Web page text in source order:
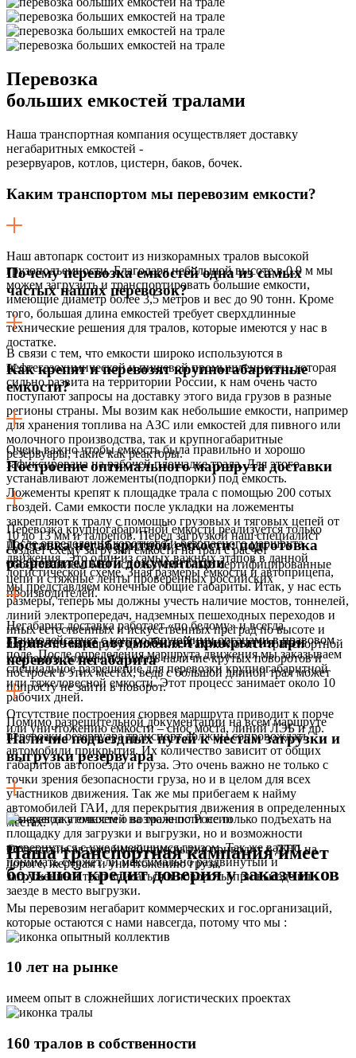
Перевозка
больших емкостей тралами
Наша транспортная компания осуществляет доставку
негабаритных емкостей -
резервуаров, котлов, цистерн, баков, бочек.
Каким транспортом мы перевозим емкости?
Наш автопарк состоит из низкорамных тралов высокой
грузоподъемности. Благодаря небольшой высоте в 0.9 м мы
можем загрузить и транспортировать большие емкости,
имеющие диаметр более 3,5 метров и вес до 90 тонн. Кроме
того, большая длина емкостей требует сверхдлинные
технические решения для тралов, которые имеются у нас в
достатке.
Почему перевозка емкостей одна из самых
частых наших перевозок?
В связи с тем, что емкости широко используются в
нефтегазохимической и пищевой промышленности, которая
сильно развита на территории России, к нам очень часто
поступают запросы на доставку этого вида грузов в разные
регионы страны. Мы возим как небольшие емкости, например
для хранения топлива на АЗС или емкостей для пивного или
молочного производства, так и крупногабаритные
резервуары, такие как реакторы.
Как крепят и перевозят крупногабаритные
емкости?
Очень важно чтобы емкость была правильно и хорошо
зафиксирована на рабочей площадке трала. Для этого
устанавливают ложементы(подпорки) под емкость.
Ложементы крепят к площадке трала с помощью 200 сотых
гвоздей. Сами емкости после укладки на ложементы
закрепляют к тралу с помощью грузовых и тяговых цепей от
10 до 13 мм и талрепов. Перед загрузкой наш специалист
создает схему загрузки емкости на трал с расчет
обоснованием. Мы используем только сертифицированные
цепи и стяжные ленты проверенных российских
производителей.
Построение оптимального маршрута доставки
Перевозка крупногабаритной емкости реализуется только
после определения короткого и безопасного маршрута
движения. Это один из самых важных этапов в данной
логистической схеме. Зная размеры емкости и автоприцепа,
мы представляем конечные общие габариты. Итак, у нас есть
размеры, теперь мы должны учесть наличие мостов, тоннелей,
линий электропередач, надземных пешеходных переходов и
иных естественных и искусственных преград по высоте и
ширине по маршруту движения. Так же логист транспортной
компании должен понимать наличие крутых поворотов и
построек в этих местах, ведь с большой длиной трал может
попросту не зайти в поворот.
Отсутствие построения сюрвея маршрута приводит к порче
или уничтожению емкости – снос моста, линий ЛЭБ и др.
Доставка негабаритной емкости: подготовка
разрешительной документации
Негабарит доставка работает «по белому» и всегда
взаимодействует с контролирующими органами в правовом
поле. После определения маршрута движения мы заказываем
специальное разрешение для перевозки крупногабаритной
или тяжеловесной емкости. Этот процесс занимает около 10
рабочих дней.
Привлечение автомобилей прикрытия при
перевозке негабарита
Помимо разрешительной документации на всем маршруте
перевозки резервуара транспорт должны сопровождать
автомобили прикрытия. Их количество зависит от общих
габаритов автопоезда и груза. Это очень важно не только с
точки зрения безопасности груза, но и в целом для всех
участников движения. Так же мы прибегаем к найму
автомобилей ГАИ, для перекрытия движения в определенных
местах.
Отсутствие автомобилей прикрытия приводит к ДТП на
дороге, жертвам и уничтожению груза.
Наличие подъездных путей к местам загрузки и
выгрузки резервуара
Мы всегда уточняем о возможности не только подъехать на
площадку для загрузки и выгрузки, но и возможности
развернуться с уже имеющимся грузом. Так же важно
понимать сможет ли максимально раздвинутый и
загруженный трал вписаться в повороты при выезде или
заезде в место выгрузки.
Наша транспортная кампания имеет
большой кредит доверия у заказчиков
Мы перевозим негабарит коммерческих и гос.организаций,
которые остаются с нами навсегда, потому что мы :
10 лет на рынке
имеем опыт в сложнейших логистических проектах
160 тралов в собственности